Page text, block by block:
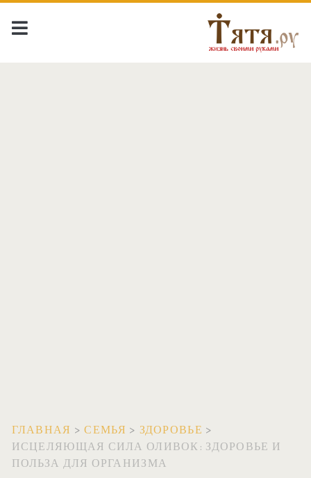
ГЛАВНАЯ >СЕМЬЯ > ЗДОРОВЬЕ >
ИСЦЕЛЯЮЩАЯ СИЛА ОЛИВОК: ЗДОРОВЬЕ И
ПОЛЬЗА ДЛЯ ОРГАНИЗМА